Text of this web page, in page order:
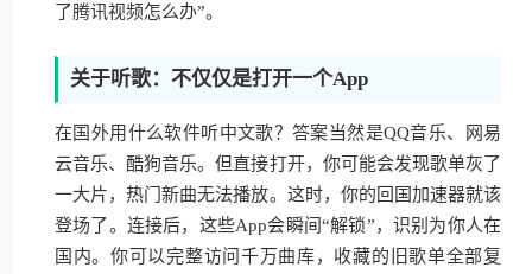
了腾讯视频怎么办”。
关于听歌：不仅仅是打开一个App
在国外用什么软件听中文歌？答案当然是QQ音乐、网易
云音乐、酷狗音乐。但直接打开，你可能会发现歌单灰了
一大片，热门新曲无法播放。这时，你的回国加速器就该
登场了。连接后，这些App会瞬间“解锁”，识别为你人在
国内。你可以完整访问千万曲库，收藏的旧歌单全部复